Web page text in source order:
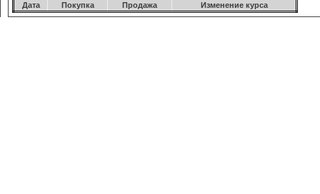
Дата
Покупка Продажа Изменение курса